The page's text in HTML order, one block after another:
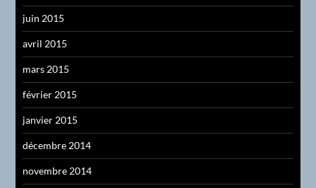
juin 2015
avril 2015
mars 2015
février 2015
janvier 2015
décembre 2014
novembre 2014